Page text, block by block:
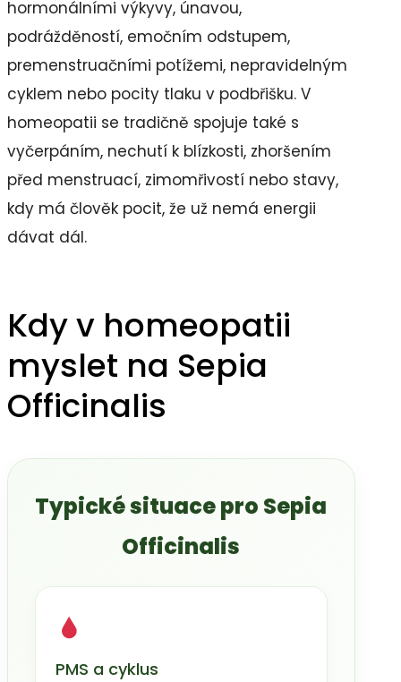
hormonálními výkyvy, únavou,
podrážděností, emočním odstupem,
premenstruačními potížemi, nepravidelným
cyklem nebo pocity tlaku v podbřišku. V
homeopatii se tradičně spojuje také s
vyčerpáním, nechutí k blízkosti, zhoršením
před menstruací, zimomřivostí nebo stavy,
kdy má člověk pocit, že už nemá energii
dávat dál.
Kdy v homeopatii
myslet na Sepia
Officinalis
Typické situace pro Sepia
Officinalis
PMS a cyklus